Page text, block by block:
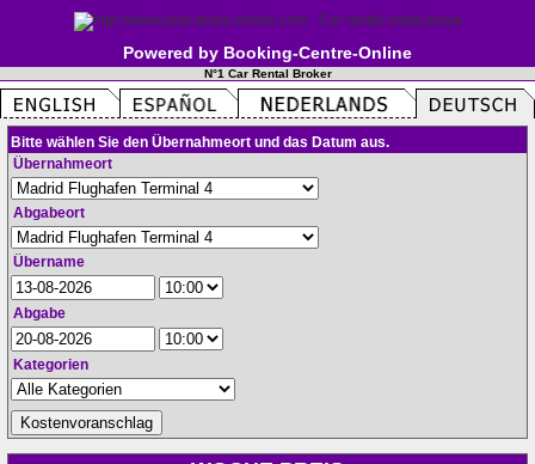
Powered by Booking-Centre-Online
N°1 Car Rental Broker
Bitte wählen Sie den Übernahmeort und das Datum aus.
Übernahmeort
Abgabeort
Übername
Abgabe
Kategorien